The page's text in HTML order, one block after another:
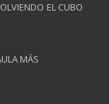
EL CUBO
MÁS